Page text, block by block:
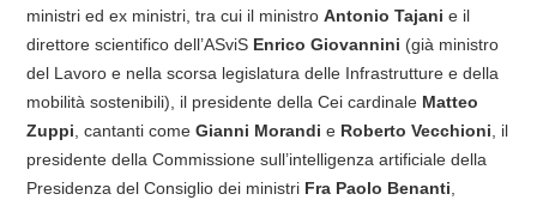
ministri ed ex ministri, tra cui il ministro Antonio Tajani e il
direttore scientifico dell’ASviS Enrico Giovannini (già ministro
del Lavoro e nella scorsa legislatura delle Infrastrutture e della
mobilità sostenibili), il presidente della Cei cardinale Matteo
Zuppi, cantanti come Gianni Morandi e Roberto Vecchioni, il
presidente della Commissione sull’intelligenza artificiale della
Presidenza del Consiglio dei ministri Fra Paolo Benanti,